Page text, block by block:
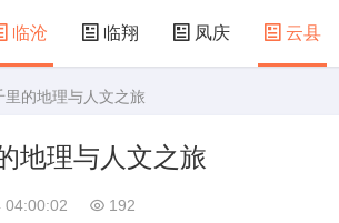
临沧 临翔 凤庆 云县
的地理与人文之旅
地理与人文之旅
04:00:02 192